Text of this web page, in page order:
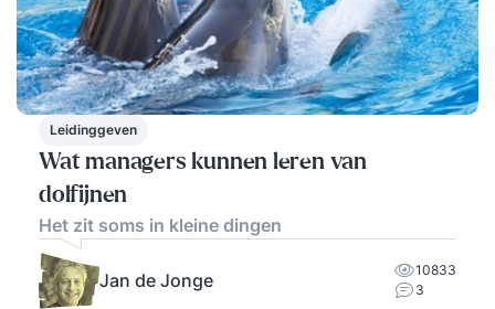
Leidinggeven
Wat managers kunnen leren van
dolfijnen
Het zit soms in kleine dingen
Jan de Jonge
10833
3